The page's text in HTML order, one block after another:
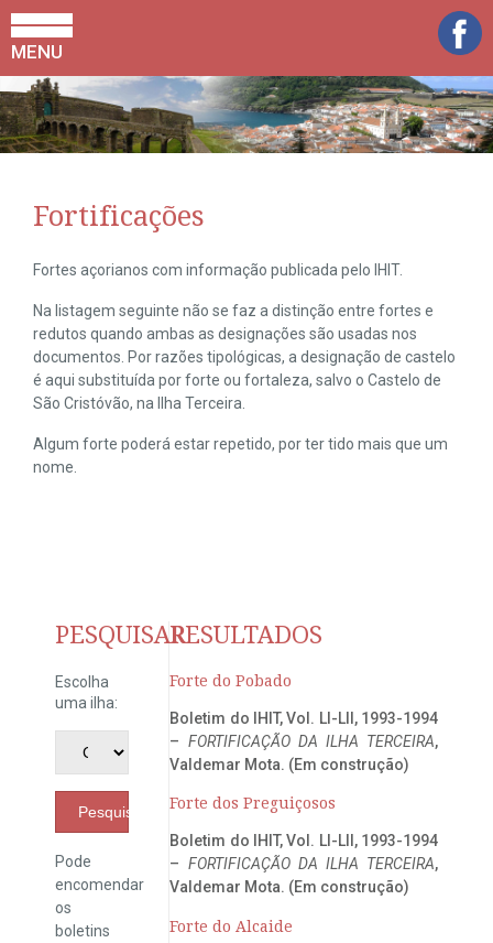
MENU
Fortificações
Fortes açorianos com informação publicada pelo IHIT.
Na listagem seguinte não se faz a distinção entre fortes e
redutos quando ambas as designações são usadas nos
documentos. Por razões tipológicas, a designação de castelo
é aqui substituída por forte ou fortaleza, salvo o Castelo de
São Cristóvão, na Ilha Terceira.
Algum forte poderá estar repetido, por ter tido mais que um
nome.
PESQUISAR
Escolha
uma ilha:
Pesquisar
Pode
encomendar
os
boletins
RESULTADOS
Forte do Pobado
Boletim do IHIT, Vol. LI-LII, 1993-1994
– FORTIFICAÇÃO DA ILHA TERCEIRA,
Valdemar Mota. (Em construção)
Forte dos Preguiçosos
Boletim do IHIT, Vol. LI-LII, 1993-1994
– FORTIFICAÇÃO DA ILHA TERCEIRA,
Valdemar Mota. (Em construção)
Forte do Alcaide